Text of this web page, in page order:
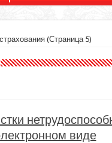
(Страница 5)
виде